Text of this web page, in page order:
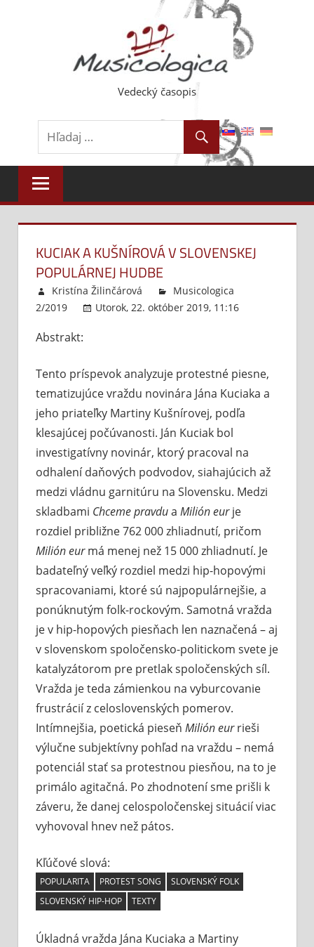
Vedecký časopis
KUCIAK A KUŠNÍROVÁ V SLOVENSKEJ
POPULÁRNEJ HUDBE
Kristína Žilinčárová
Musicologica
2/2019
Utorok, 22. október 2019, 11:16
Abstrakt:
Tento príspevok analyzuje protestné piesne,
tematizujúce vraždu novinára Jána Kuciaka a
jeho priateľky Martiny Kušnírovej, podľa
klesajúcej počúvanosti. Ján Kuciak bol
investigatívny novinár, ktorý pracoval na
odhalení daňových podvodov, siahajúcich až
medzi vládnu garnitúru na Slovensku. Medzi
skladbami Chceme pravdua Milión eurje
rozdiel približne 762 000 zhliadnutí, pričom
Milión eurmá menej než 15 000 zhliadnutí. Je
badateľný veľký rozdiel medzi hip-hopovými
spracovaniami, ktoré sú najpopulárnejšie, a
ponúknutým folk-rockovým. Samotná vražda
je v hip-hopových piesňach len naznačená – aj
v slovenskom spoločensko-politickom svete je
katalyzátorom pre pretlak spoločenských síl.
Vražda je teda zámienkou na vyburcovanie
frustrácií z celoslovenských pomerov.
Intímnejšia, poetická pieseň Milión eurrieši
výlučne subjektívny pohľad na vraždu – nemá
potenciál stať sa protestnou piesňou, na to je
primálo agitačná. Po zhodnotení sme prišli k
záveru, že danej celospoločenskej situácií viac
vyhovoval hnev než pátos.
Kľúčové slová:
POPULARITA PROTEST SONG
SLOVENSKÝ FOLK
SLOVENSKÝ HIP-HOP
TEXTY
Úkladná vražda Jána Kuciaka a Martiny